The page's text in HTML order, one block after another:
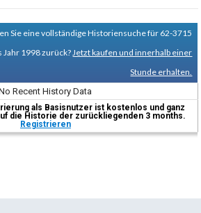
Sie eine vollständige Historiensuche für 62-3715
Jahr 1998 zurück? Jetzt kaufen und innerhalb einer
Stunde erhalten.
Recent History Data
als Basisnutzer ist kostenlos und ganz
die Historie der zurückliegenden 3 months.
Registrieren